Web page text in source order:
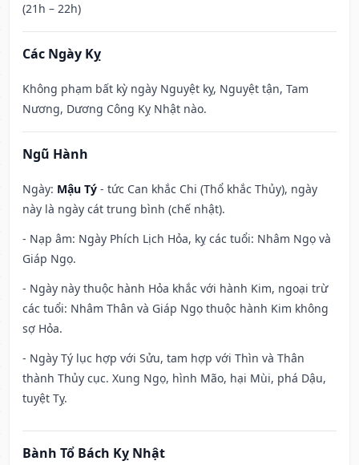
(21h – 22h)
Các Ngày Kỵ
Không phạm bất kỳ ngày Nguyệt kỵ, Nguyệt tận, Tam
Nương, Dương Công Kỵ Nhật nào.
Ngũ Hành
Ngày: Mậu Tý - tức Can khắc Chi (Thổ khắc Thủy), ngày
này là ngày cát trung bình (chế nhật).
- Nạp âm: Ngày Phích Lịch Hỏa, kỵ các tuổi: Nhâm Ngọ và
Giáp Ngọ.
- Ngày này thuộc hành Hỏa khắc với hành Kim, ngoại trừ
các tuổi: Nhâm Thân và Giáp Ngọ thuộc hành Kim không
sợ Hỏa.
- Ngày Tý lục hợp với Sửu, tam hợp với Thìn và Thân
thành Thủy cục. Xung Ngọ, hình Mão, hại Mùi, phá Dậu,
tuyệt Tỵ.
Bành Tổ Bách Kỵ Nhật